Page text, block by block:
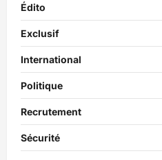
Édito
Exclusif
International
Politique
Recrutement
Sécurité